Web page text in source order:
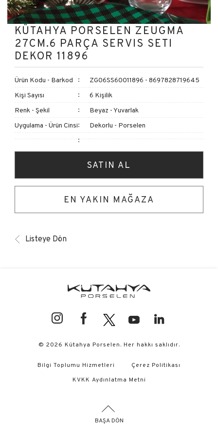
KÜTAHYA PORSELEN ZEUGMA
27CM.6 PARÇA SERVIS SETI
DEKOR 11896
Ürün Kodu - Barkod
ZG06SS60011896 - 8697828719645
Kişi Sayısı
6 Kişilik
Renk - Şekil
Beyaz - Yuvarlak
Uygulama - Ürün Cinsi
Dekorlu - Porselen
SATIN AL
EN YAKIN MAĞAZA
Listeye Dön
© 2026 Kütahya Porselen. Her hakkı saklıdır.
Bilgi Toplumu Hizmetleri
Çerez Politikası
KVKK Aydınlatma Metni
BAŞA DÖN